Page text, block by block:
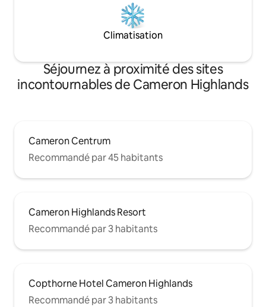
Climatisation
Séjournez à proximité des sites
incontournables de Cameron Highlands
Cameron Centrum
Recommandé par 45 habitants
Cameron Highlands Resort
Recommandé par 3 habitants
Copthorne Hotel Cameron Highlands
Recommandé par 3 habitants